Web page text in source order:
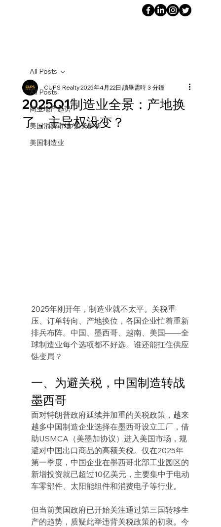
All Posts
商业地产趋势
美国消费市场/趋势解析
美国制造业
All Posts
2025Q1制造业全景：产地换
了，主导权没变？
CUPS Realty2025年4月22日 讀畢需時 3 分鐘
2025年刚开年，制造业就不太平。关税重
压、订单转向、产地换位，各国企业忙着重新
排兵布阵。中国、墨西哥、越南、美国——全
球制造业每个选项都不好选。谁还能扛住供应
链变局？
一、为避关税，中国制造转战
墨西哥
面对特朗普政府延续并加重的关税政策，越来
越多中国制造企业选择在墨西哥设立工厂，借
助USMCA（美墨加协议）进入美国市场，规
避对中国出口商品的高额关税。仅在2025年
第一季度，中国企业在墨西哥北部工业园区的
新增投资就已超过10亿美元，主要集中于电动
车零部件、太阳能组件和消费电子等行业。
但当前美国政府已开始关注通过第三国转移生
产的趋势，质疑此举违背关税政策的初衷。今